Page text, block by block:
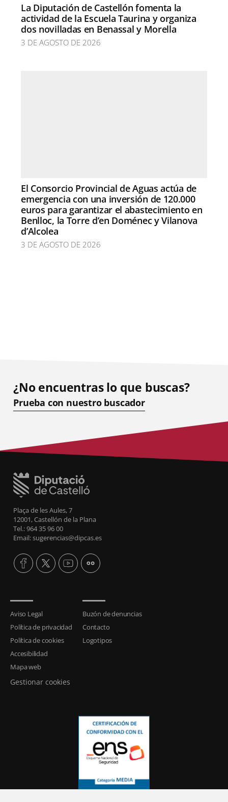
La Diputación de Castellón fomenta la
actividad de la Escuela Taurina y organiza
dos novilladas en Benassal y Morella
3 DE AGOSTO DE 2026
El Consorcio Provincial de Aguas actúa de
emergencia con una inversión de 120.000
euros para garantizar el abastecimiento en
Benlloc, la Torre d’en Doménec y Vilanova
d’Alcolea
3 DE AGOSTO DE 2026
¿No encuentras lo que buscas?
Prueba con nuestro buscador
Plaça de les Aules, 7
12001, Castellón de la Plana
Tel.: 964 35 96 00
Email: sugerencias@dipcas.es
Aviso Legal
Política de privacidad
Política de cookies
Accesibilidad
Mapa web
Gestionar cookies
Buzón de denuncias
Contacto
Logotipos